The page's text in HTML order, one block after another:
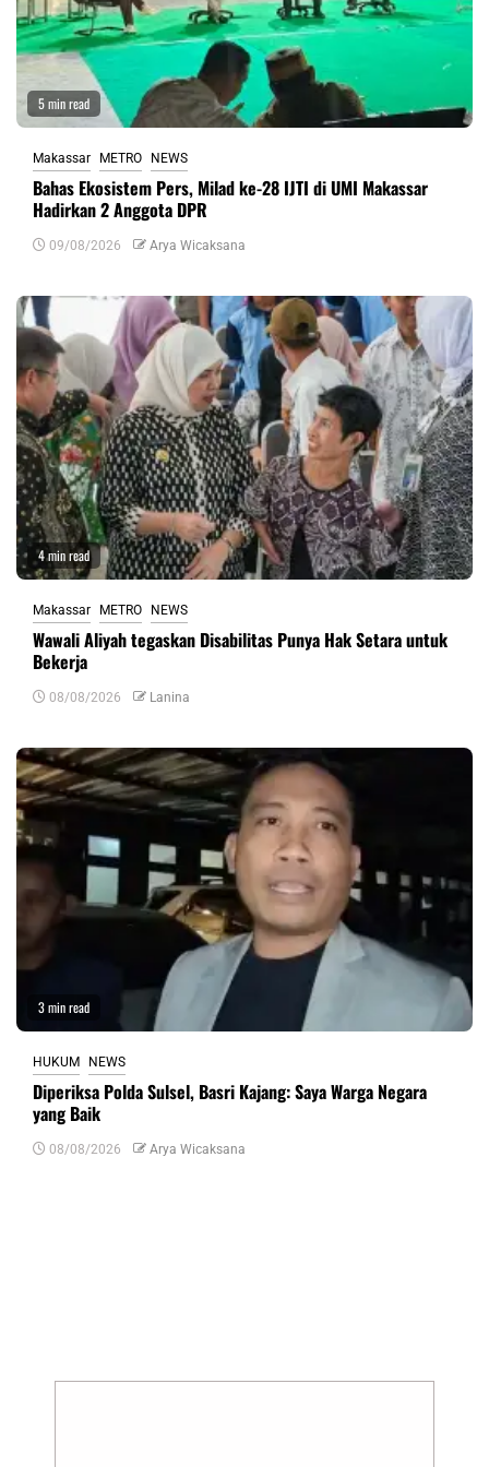
5 min read
Makassar METRO NEWS
Bahas Ekosistem Pers, Milad ke-28 IJTI di UMI Makassar
Hadirkan 2 Anggota DPR
09/08/2026 Arya Wicaksana
4 min read
Makassar METRO NEWS
Wawali Aliyah tegaskan Disabilitas Punya Hak Setara untuk
Bekerja
08/08/2026 Lanina
3 min read
HUKUM NEWS
Diperiksa Polda Sulsel, Basri Kajang: Saya Warga Negara
yang Baik
08/08/2026 Arya Wicaksana